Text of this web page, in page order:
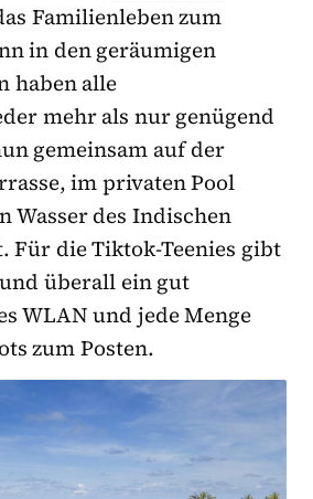
Familienleben zum
in den geräumigen
haben alle
mehr als nur genügend
gemeinsam auf der
im privaten Pool
Wasser des Indischen
Für die Tiktok-Teenies gibt
überall ein gut
WLAN und jede Menge
zum Posten.